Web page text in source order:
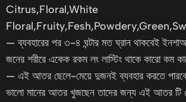
Citrus,Floral,White
— ব্যবহারের পর ৩-৪ ঘন্টার মত ঘ্রান থাকবেই
জনের শরীরে একেক রকম লং লাস্টিং থাকে কারো কম
— এই আতর ছেলে-মেয়ে দুজনই ব্যবহার করতে
ভালো মানের আতর খুজছেন তাদের জন্য এই আতর টি